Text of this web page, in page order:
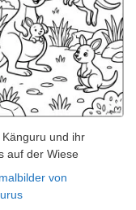
Känguru und ihr
auf der Wiese
von